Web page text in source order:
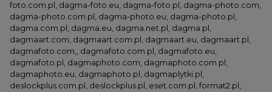
foto.com.pl, dagma-foto.eu, dagma-foto.pl, dagma-photo.com,
dagma-photo.com.pl, dagma-photo.eu, dagma-photo.pl,
dagma.com.pl, dagma.eu, dagma.net.pl, dagma.pl,
dagmaart.com, dagmaart.com.pl, dagmaart.eu, dagmaart.pl,
dagmafoto.com,, dagmafoto.com.pl, dagmafoto.eu,
dagmafoto.pl, dagmaphoto.com, dagmaphoto.com.pl,
dagmaphoto.eu, dagmaphoto.pl, dagmaplytki.pl,
deslockplus.com.pl, deslockplus.pl, eset.com.pl, format2.pl,